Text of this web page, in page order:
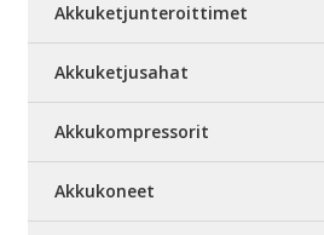
Akkuketjunteroittimet
Akkuketjusahat
Akkukompressorit
Akkukoneet